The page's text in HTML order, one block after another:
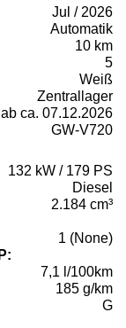
Jul / 2026
Automatik
10 km
5
Weiß
Zentrallager
ab ca. 07.12.2026
GW-V720
132 kW / 179 PS
Diesel
2.184 cm³
1 (None)
7,1 l/100km
185 g/km
G